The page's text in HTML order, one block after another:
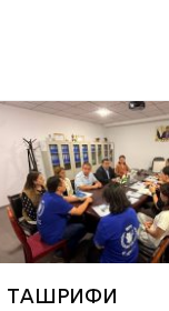
ТАШРИФИ